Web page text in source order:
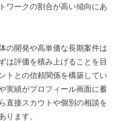
ワークの割合が高い傾向にあ
の開発や高単価な長期案件は
は評価を積み上げることを目
トとの信頼関係を構築してい
実績がプロフィール画面に蓄
直接スカウトや個別の相談を
ります。